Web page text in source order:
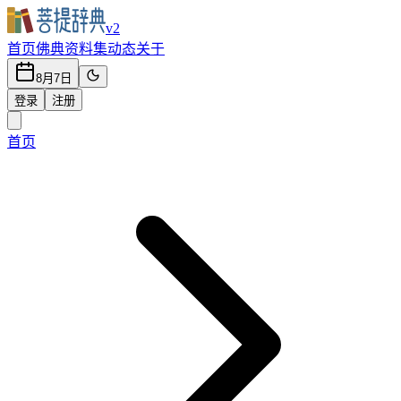
v2
首页佛典资料集动态关于
8月7日
登录
注册
首页